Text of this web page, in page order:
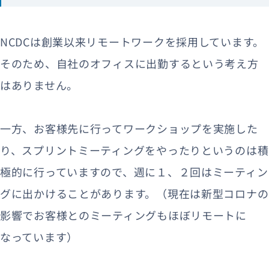
NCDCは創業以来リモートワークを採用しています。
そのため、自社のオフィスに出勤するという考え方
はありません。
一方、お客様先に行ってワークショップを実施した
り、スプリントミーティングをやったりというのは積
極的に行っていますので、週に１、２回はミーティン
グに出かけることがあります。（現在は新型コロナの
影響でお客様とのミーティングもほぼリモートに
なっています）